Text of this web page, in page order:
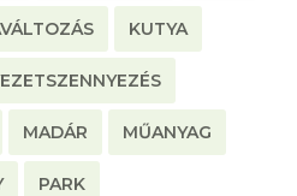
KUTYA
MADÁR MŰANYAG
PARK